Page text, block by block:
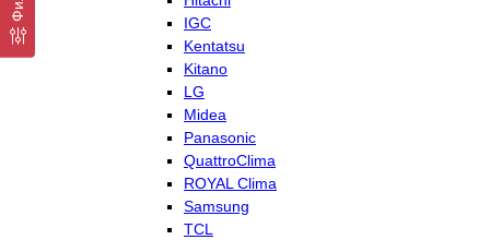
IGC
Kentatsu
Kitano
LG
Midea
Panasonic
QuattroClima
ROYAL Clima
Samsung
TCL